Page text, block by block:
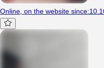
Online on the website since: